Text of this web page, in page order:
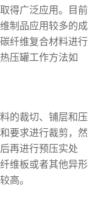
得广泛应用。目前
制品应用较多的成
纤维复合材料进行
压罐工作方法如
的裁切、铺层和压
要求进行裁剪，然
再进行预压实处
维板或者其他异形
高。